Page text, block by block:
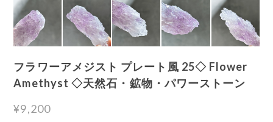
フラワーアメジスト プレート風 25◇ Flower
Amethyst ◇天然石・鉱物・パワーストーン
¥9,200